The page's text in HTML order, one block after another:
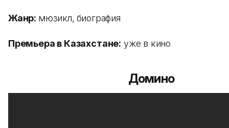
Жанр: мюзикл, биография
Премьера в Казахстане: уже в кино
Домино